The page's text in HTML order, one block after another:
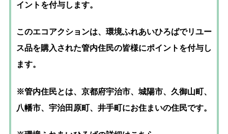
イントを付与します。
このエコアクションは、環境ふれあいひろばでリユー
ス品を購入された管内住民の皆様にポイントを付与し
ます。
※管内住民とは、京都府宇治市、城陽市、久御山町、
八幡市、宇治田原町、井手町にお住まいの住民です。